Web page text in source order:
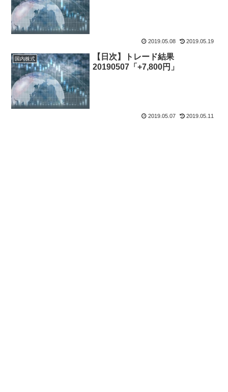
2019.05.08 2019.05.19
国内株式
【日次】トレード結果
20190507「+7,800円」
2019.05.07 2019.05.11